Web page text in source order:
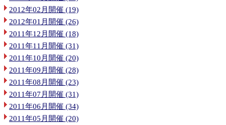
2012年02月開催 (19)
2012年01月開催 (26)
2011年12月開催 (18)
2011年11月開催 (31)
2011年10月開催 (20)
2011年09月開催 (28)
2011年08月開催 (23)
2011年07月開催 (31)
2011年06月開催 (34)
2011年05月開催 (20)